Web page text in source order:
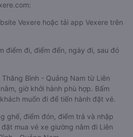
Vexere hoặc tải app Vexere trên
điểm đi, điểm đến, ngày đi, sau đó
Bình - Quảng Nam từ Liên
giờ khởi hành phù hợp. Bấm
muốn đi để tiến hành đặt vé.
ghế, điểm đón, điểm trả và nhập
mua vé xe giường nằm đi Liên